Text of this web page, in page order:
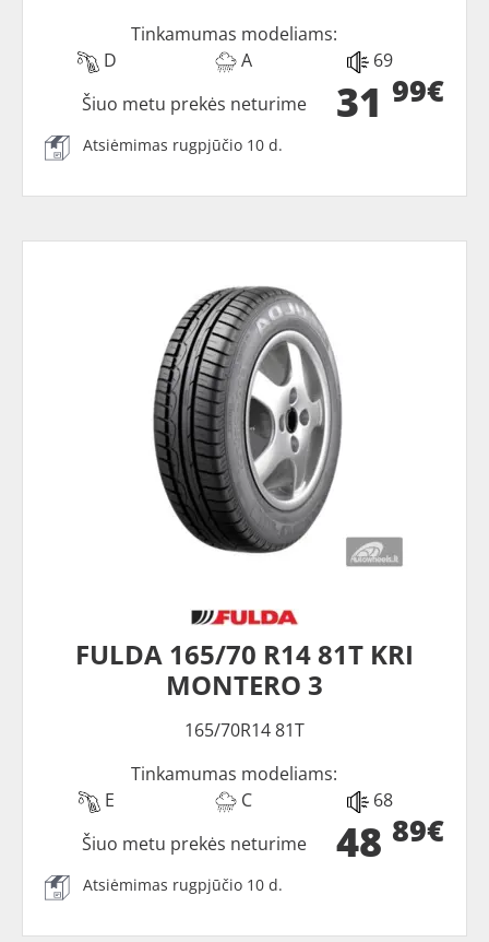
Tinkamumas modeliams:
D
A 69
31 99€
Šiuo metu prekės neturime
Atsiėmimas rugpjūčio 10 d.
FULDA 165/70 R14 81T KRI
MONTERO 3
165/70R14 81T
Tinkamumas modeliams:
E
C 68
48 89€
Šiuo metu prekės neturime
Atsiėmimas rugpjūčio 10 d.